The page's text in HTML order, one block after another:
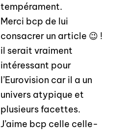
tempérament.
Merci bcp de lui
consacrer un article 😉 !
il serait vraiment
intéressant pour
l’Eurovision car il a un
univers atypique et
plusieurs facettes.
J’aime bcp celle celle-